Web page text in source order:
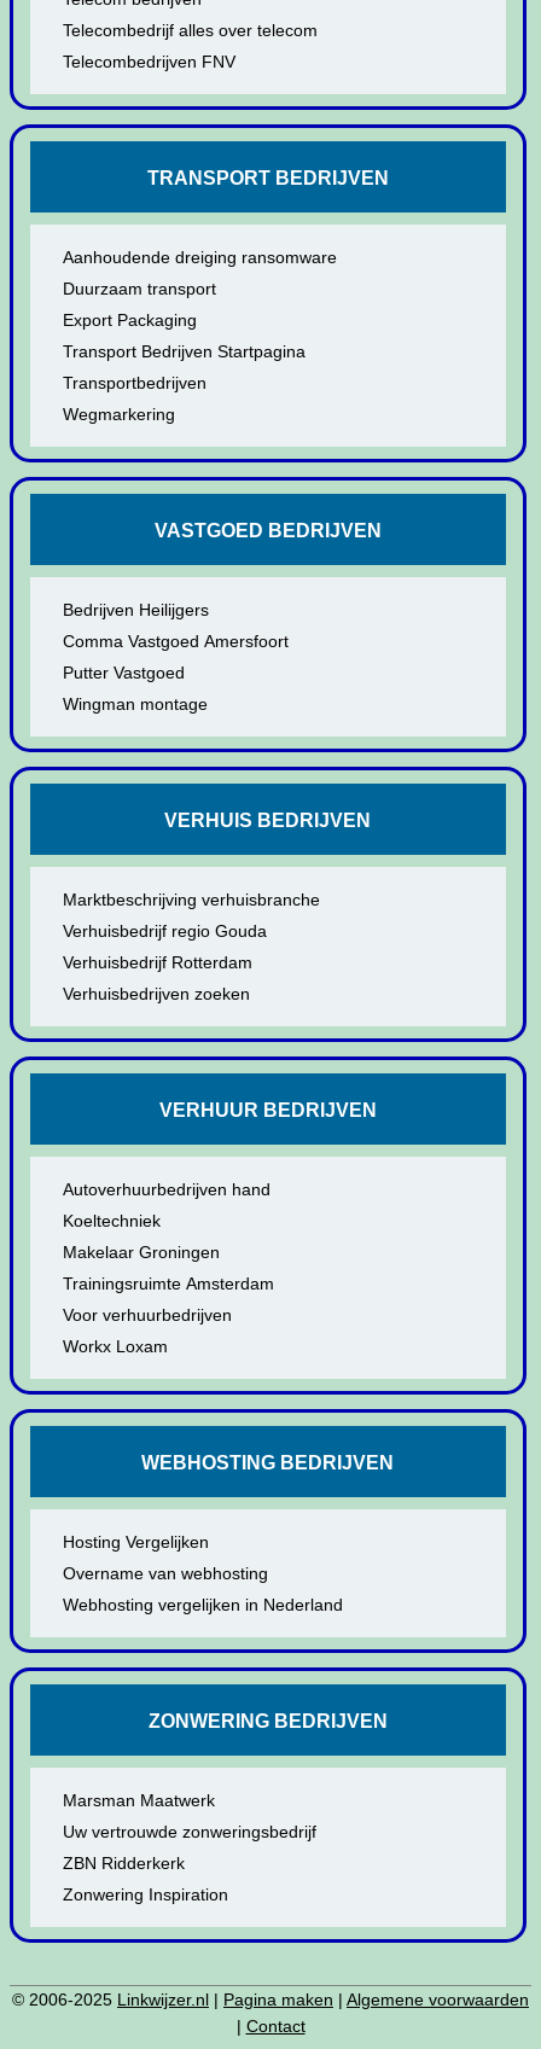
Telecombedrijf alles over telecom
Telecombedrijven FNV
TRANSPORT BEDRIJVEN
Aanhoudende dreiging ransomware
Duurzaam transport
Export Packaging
Transport Bedrijven Startpagina
Transportbedrijven
Wegmarkering
VASTGOED BEDRIJVEN
Bedrijven Heilijgers
Comma Vastgoed Amersfoort
Putter Vastgoed
Wingman montage
VERHUIS BEDRIJVEN
Marktbeschrijving verhuisbranche
Verhuisbedrijf regio Gouda
Verhuisbedrijf Rotterdam
Verhuisbedrijven zoeken
VERHUUR BEDRIJVEN
Autoverhuurbedrijven hand
Koeltechniek
Makelaar Groningen
Trainingsruimte Amsterdam
Voor verhuurbedrijven
Workx Loxam
WEBHOSTING BEDRIJVEN
Hosting Vergelijken
Overname van webhosting
Webhosting vergelijken in Nederland
ZONWERING BEDRIJVEN
Marsman Maatwerk
Uw vertrouwde zonweringsbedrijf
ZBN Ridderkerk
Zonwering Inspiration
© 2006-2025 Linkwijzer.nl | Pagina maken | Algemene voorwaarden
| Contact